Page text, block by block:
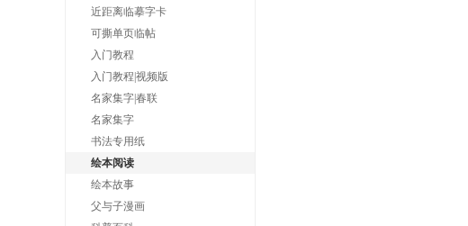
近距离临摹字卡
可撕单页临帖
入门教程
入门教程|视频版
名家集字|春联
名家集字
书法专用纸
绘本阅读
绘本故事
父与子漫画